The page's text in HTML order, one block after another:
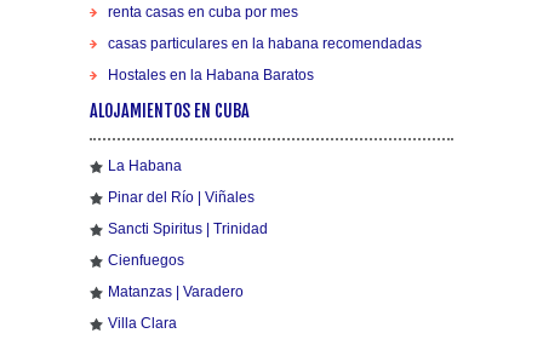
renta casas en cuba por mes
casas particulares en la habana recomendadas
Hostales en la Habana Baratos
ALOJAMIENTOS EN CUBA
La Habana
Pinar del Río | Viñales
Sancti Spiritus | Trinidad
Cienfuegos
Matanzas | Varadero
Villa Clara